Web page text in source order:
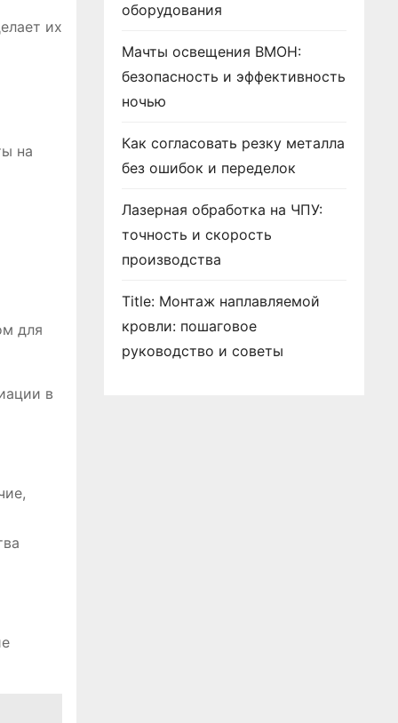
их
на
для
в
оборудования
Мачты освещения ВМОН:
безопасность и эффективность
ночью
Как согласовать резку металла
без ошибок и переделок
Лазерная обработка на ЧПУ:
точность и скорость
производства
Title: Монтаж наплавляемой
кровли: пошаговое
руководство и советы